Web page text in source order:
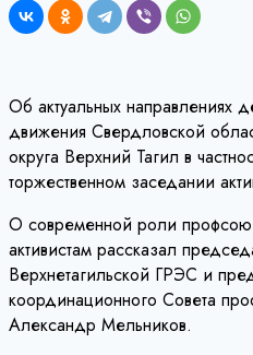
Об актуальных направлениях
движения Свердловской
округа Верхний Тагил в
торжественном заседании
О современной роли
активистам рассказал
Верхнетагильской ГРЭС и
координационного Совета
Александр Мельников.